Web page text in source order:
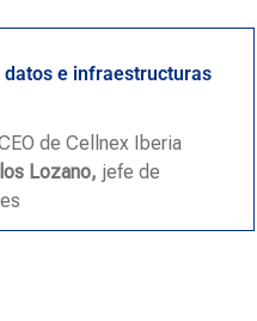
datos e infraestructuras
de Cellnex Iberia
Lozano, jefe de